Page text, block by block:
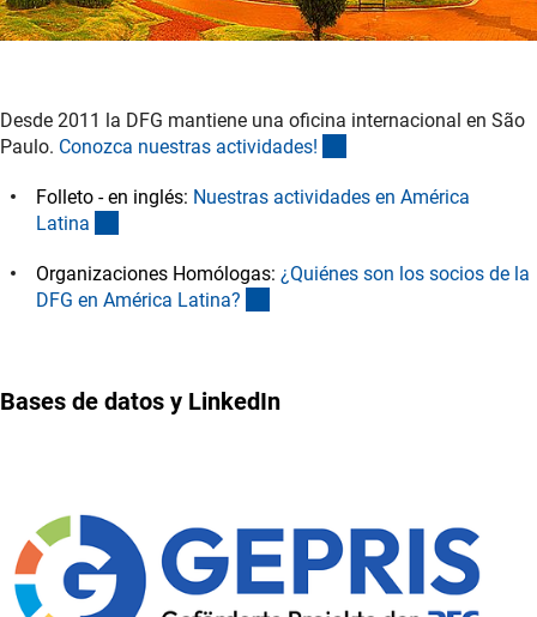
Desde 2011 la DFG mantiene una oficina internacional en São
Paulo. Conozca nuestras actividades!
Folleto - en inglés: Nuestras actividades en América
Latina
Organizaciones Homólogas: ¿Quiénes son los socios de la
DFG en América Latina?
Bases de datos y LinkedIn